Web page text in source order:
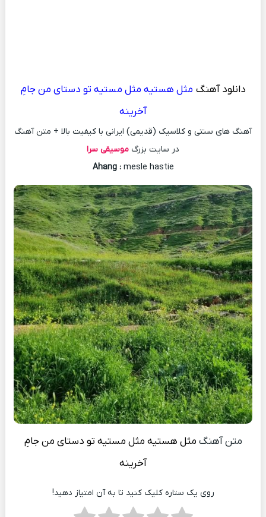
دانلود آهنگ مثل هستیه مثل مستیه تو دستای من جامِ
آخرینه
آهنگ های سنتی و کلاسیک (قدیمی) ایرانی با کیفیت بالا + متن آهنگ
در سایت بزرگ موسیقی سرا
Ahang :mesle hastie
متن آهنگ مثل هستیه مثل مستیه تو دستای من جامِ
آخرینه
روی یک ستاره کلیک کنید تا به آن امتیاز دهید!